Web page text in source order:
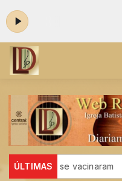
161
ÚLTIMAS
16 não se vacinaram